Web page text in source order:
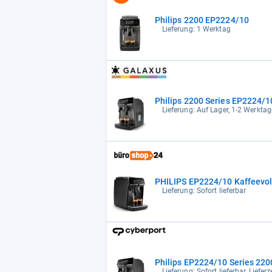
Philips 2200 EP2224/10
Lieferung: 1 Werktag
Philips 2200 Series EP2224/
Lieferung: Auf Lager, 1-2
PHILIPS EP2224/10
Lieferung: Sofort lieferbar
Philips EP2224/10 Series